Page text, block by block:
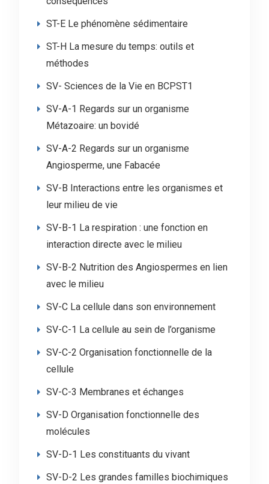
ST-E Le phénomène sédimentaire
ST-H La mesure du temps: outils et
méthodes
SV- Sciences de la Vie en BCPST1
SV-A-1 Regards sur un organisme
Métazoaire: un bovidé
SV-A-2 Regards sur un organisme
Angiosperme, une Fabacée
SV-B Interactions entre les organismes et
leur milieu de vie
SV-B-1 La respiration : une fonction en
interaction directe avec le milieu
SV-B-2 Nutrition des Angiospermes en lien
avec le milieu
SV-C La cellule dans son environnement
SV-C-1 La cellule au sein de l’organisme
SV-C-2 Organisation fonctionnelle de la
cellule
SV-C-3 Membranes et échanges
SV-D Organisation fonctionnelle des
molécules
SV-D-1 Les constituants du vivant
SV-D-2 Les grandes familles biochimiques